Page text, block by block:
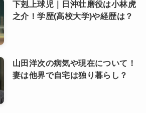
下剋上球児｜日沖壮磨役は小林虎
之介！学歴(高校大学)や経歴は？
山田洋次の病気や現在について！
妻は他界で自宅は独り暮らし？